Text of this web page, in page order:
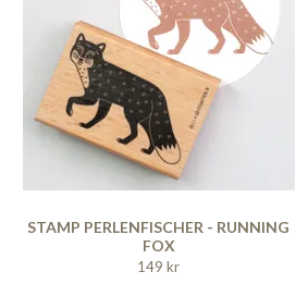
STAMP PERLENFISCHER - RUNNING
FOX
149 kr